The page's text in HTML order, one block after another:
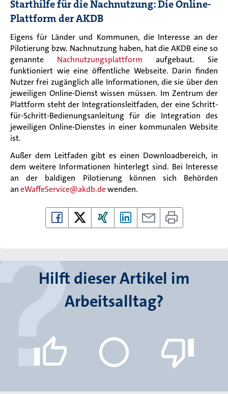
Starthilfe für die Nachnutzung: Die Online-
Plattform der AKDB
Eigens für Länder und Kommunen, die Interesse an der
Pilotierung bzw. Nachnutzung haben, hat die AKDB eine so
genannte Nachnutzungsplattform aufgebaut. Sie
funktioniert wie eine öffentliche Webseite. Darin finden
Nutzer frei zugänglich alle Informationen, die sie über den
jeweiligen Online-Dienst wissen müssen. Im Zentrum der
Plattform steht der Integrationsleitfaden, der eine Schritt-
für-Schritt-Bedienungsanleitung für die Integration des
jeweiligen Online-Dienstes in einer kommunalen Website
ist.
Außer dem Leitfaden gibt es einen Downloadbereich, in
dem weitere Informationen hinterlegt sind. Bei Interesse
an der baldigen Pilotierung können sich Behörden
aneWaffeService@akdb.dewenden.
Hilft dieser Artikel im
Arbeitsalltag?